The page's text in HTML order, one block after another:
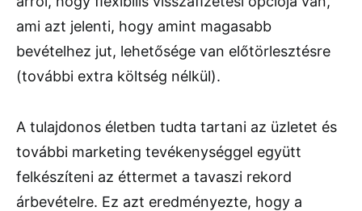
ami azt jelenti, hogy amint magasabb
bevételhez jut, lehetősége van előtörlesztésre
(további extra költség nélkül).
A tulajdonos életben tudta tartani az üzletet és
további marketing tevékenységgel együtt
felkészíteni az éttermet a tavaszi rekord
árbevételre. Ez azt eredményezte, hogy a